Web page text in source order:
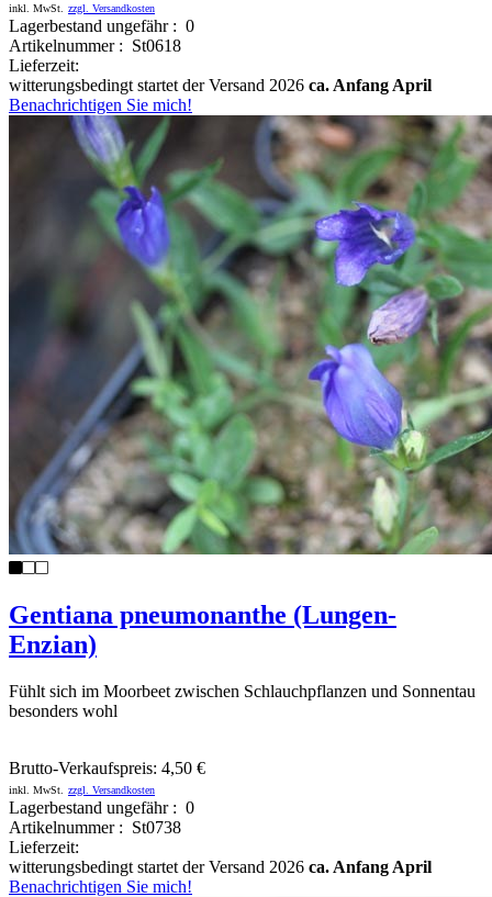
inkl. MwSt. zzgl. Versandkosten
Lagerbestand ungefähr : 0
Artikelnummer : St0618
Lieferzeit:
witterungsbedingt startet der Versand 2026 ca. Anfang April
Benachrichtigen Sie mich!
Gentiana pneumonanthe (Lungen-
Enzian)
Fühlt sich im Moorbeet zwischen Schlauchpflanzen und Sonnentau
besonders wohl
Brutto-Verkaufspreis: 4,50 €
inkl. MwSt. zzgl. Versandkosten
Lagerbestand ungefähr : 0
Artikelnummer : St0738
Lieferzeit:
witterungsbedingt startet der Versand 2026 ca. Anfang April
Benachrichtigen Sie mich!